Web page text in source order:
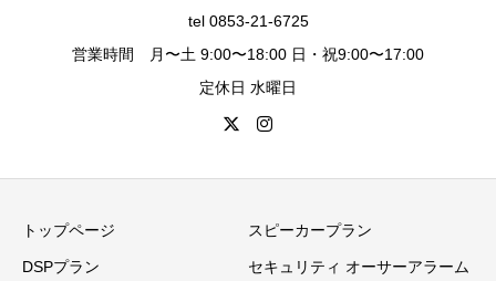
tel 0853-21-6725
営業時間 月〜土 9:00〜18:00 日・祝9:00〜17:00
定休日 水曜日
トップページ スピーカープラン
DSPプラン セキュリティ オーサーアラーム